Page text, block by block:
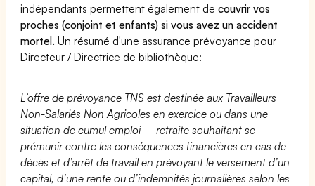
indépendants permettent également decouvrir vos
proches (conjoint et enfants) si vous avez un accident
mortel. Un résumé d'une assurance prévoyance pour
Directeur / Directrice de bibliothèque:
L’offre de prévoyance TNS est destinée aux Travailleurs
Non-Salariés Non Agricoles en exercice ou dans une
situation de cumul emploi – retraite souhaitant se
prémunir contre les conséquences financières en cas de
décès et d’arrêt de travail en prévoyant le versement d’un
capital, d’une rente ou d’indemnités journalières selon les